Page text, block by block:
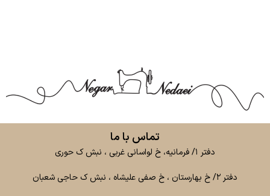
تماس با ما
دفتر ۱/ فرمانیه، خ لواسانی غربی ، نبش ک حوری
دفتر ۲/ خ بهارستان ، خ صفی علیشاه ، نبش ک حاجی شعبان